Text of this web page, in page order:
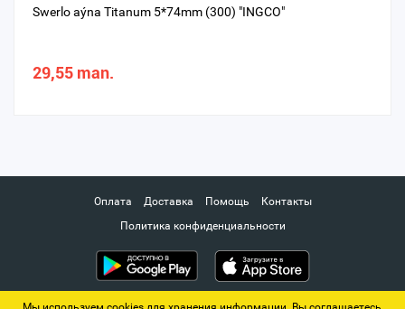
Swerlo aýna Titanum 5*74mm (300) "INGCO"
29,55 man.
Оплата Доставка Помощь
Контакты
Политика конфиденциальности